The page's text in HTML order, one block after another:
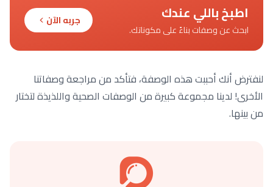
اطبخ باللي عندك
ابحث عن وصفات بناءً على مكوناتك.
جربه الآن
لنفترض أنك أحببت هذه الوصفة، فتأكد من مراجعة وصفاتنا
الأخرى! لدينا مجموعة كبيرة من الوصفات الصحية واللذيذة لتختار
من بينها.